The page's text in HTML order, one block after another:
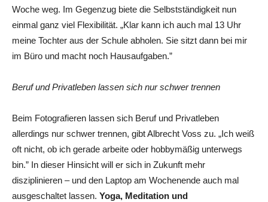
Woche weg. Im Gegenzug biete die Selbstständigkeit nun
einmal ganz viel Flexibilität. „Klar kann ich auch mal 13 Uhr
meine Tochter aus der Schule abholen. Sie sitzt dann bei mir
im Büro und macht noch Hausaufgaben.”
Beruf und Privatleben lassen sich nur schwer trennen
Beim Fotografieren lassen sich Beruf und Privatleben
allerdings nur schwer trennen, gibt Albrecht Voss zu. „Ich weiß
oft nicht, ob ich gerade arbeite oder hobbymäßig unterwegs
bin.” In dieser Hinsicht will er sich in Zukunft mehr
disziplinieren – und den Laptop am Wochenende auch mal
ausgeschaltet lassen. Yoga, Meditation und